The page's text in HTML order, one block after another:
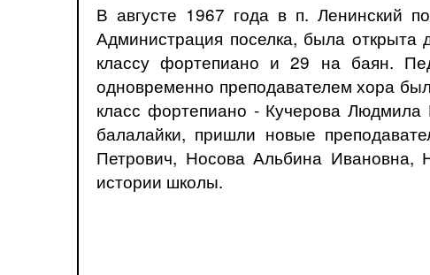
В августе 1967 года в п. Ленинский
Администрация поселка, была открыта
классу фортепиано и 29 на баян.
одновременно преподавателем хора
класс фортепиано - Кучерова
балалайки, пришли новые
Петрович, Носова Альбина Ивановна,
истории школы.